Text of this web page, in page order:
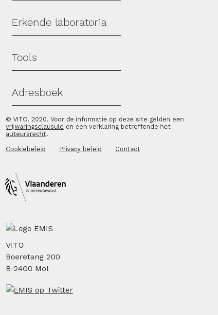
Erkende laboratoria
Tools
Adresboek
© VITO, 2020. Voor de informatie op deze site gelden een
vrijwaringsclausule en een verklaring betreffende het
auteursrecht.
Cookiebeleid Privacy beleid Contact
VITO
Boeretang 200
B-2400 Mol